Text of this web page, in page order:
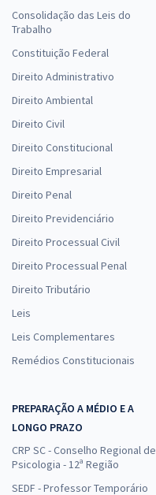
Consolidação das Leis do
Trabalho
Constituição Federal
Direito Administrativo
Direito Ambiental
Direito Civil
Direito Constitucional
Direito Empresarial
Direito Penal
Direito Previdenciário
Direito Processual Civil
Direito Processual Penal
Direito Tributário
Leis
Leis Complementares
Remédios Constitucionais
PREPARAÇÃO A MÉDIO E A
LONGO PRAZO
CRP SC - Conselho Regional de
Psicologia - 12ª Região
SEDF - Professor Temporário